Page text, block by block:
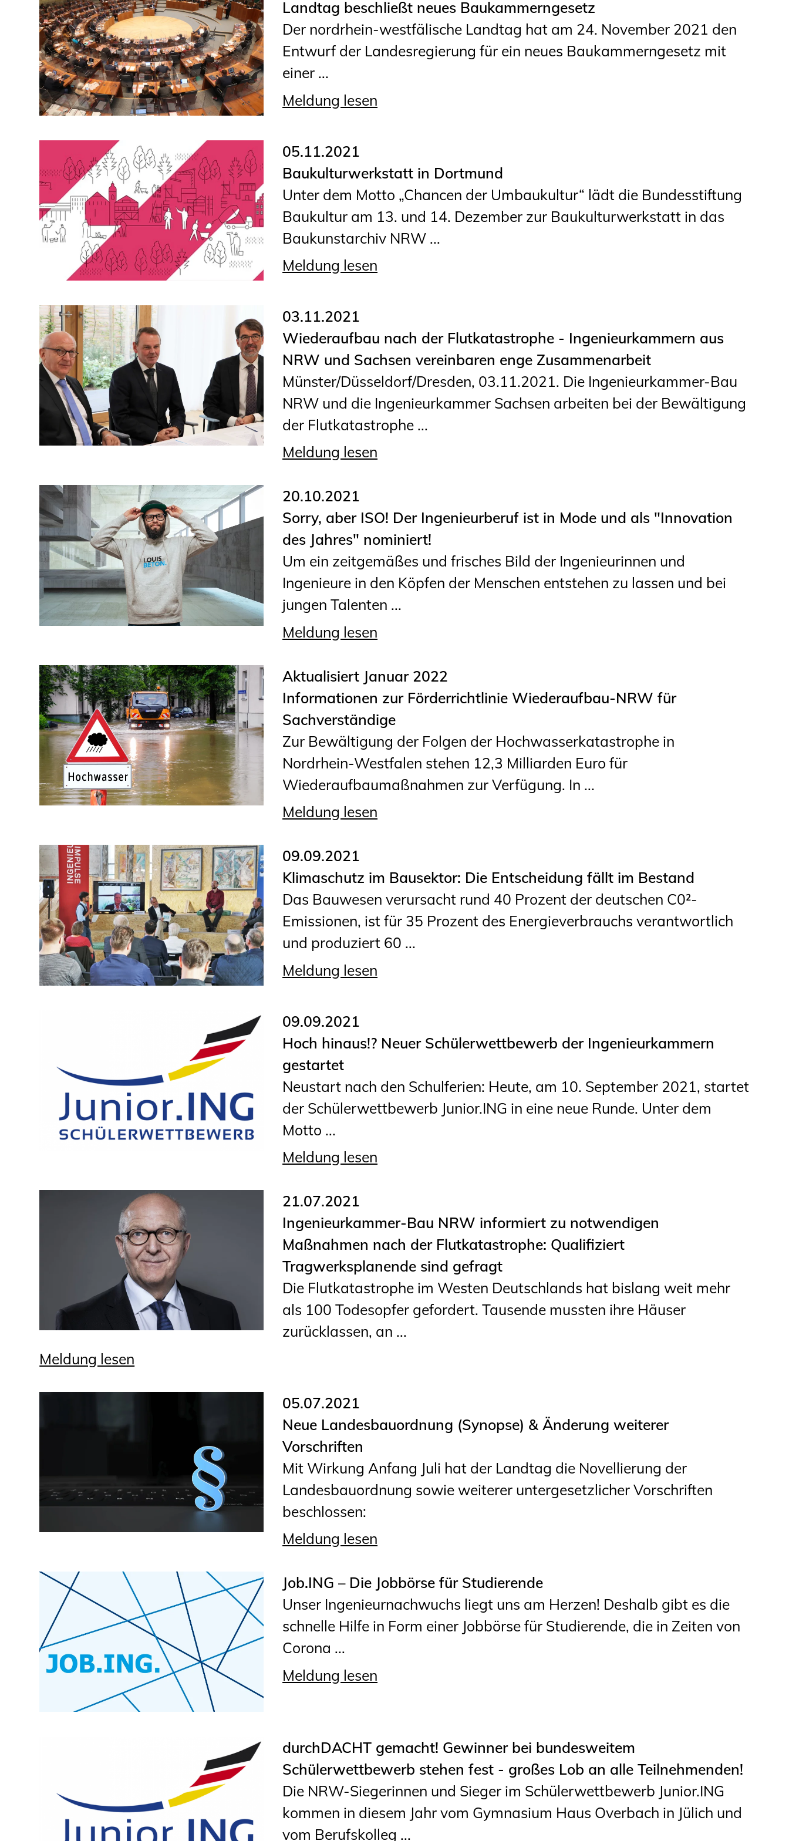
Geschäftsstelle
Mitgliedschaft
Veranstaltungsformate
Unsere Publikationen
Informationen für
Anträge, Anzeigen, Formulare
Fortbildung/Seminare
Informationen für
Ingenieurinnen und Ingenieure
Recht
Planungswettbewerbe
Stellenbörse
Staatlich anerkannte
Sachverständige
Öffentlich bestellte und
vereidigte Sachverständige
Prüfsachverständige
Qualifizierte Tragwerksplaner/-
Bauvorlageberechtigte
Sachkundige für Zustands- und
Funktionsprüfung privater
Abwasserleitungen
Vereinbarungen mit
Ingenieurkammern
Büronachfolge
Informationen für
Schülerinnen, Schüler
und Studierende
Programm
Wissenswertes für
Kammer Newsletter
Presse
Kontakt und Anfahrt
Landtag beschließt neues Baukammerngesetz
Der nordrhein-westfälische Landtag hat am 24. November 2021 den
Entwurf der Landesregierung für ein neues Baukammerngesetz mit
einer ...
Meldung lesen
05.11.2021
Baukulturwerkstatt in Dortmund
Unter dem Motto „Chancen der Umbaukultur“ lädt die Bundesstiftung
Baukultur am 13. und 14. Dezember zur Baukulturwerkstatt in das
Baukunstarchiv NRW ...
Meldung lesen
03.11.2021
Wiederaufbau nach der Flutkatastrophe - Ingenieurkammern aus
NRW und Sachsen vereinbaren enge Zusammenarbeit
Münster/Düsseldorf/Dresden, 03.11.2021. Die Ingenieurkammer-Bau
NRW und die Ingenieurkammer Sachsen arbeiten bei der Bewältigung
der Flutkatastrophe ...
Meldung lesen
20.10.2021
Sorry, aber ISO! Der Ingenieurberuf ist in Mode und als "Innovation
des Jahres" nominiert!
Um ein zeitgemäßes und frisches Bild der Ingenieurinnen und
Ingenieure in den Köpfen der Menschen entstehen zu lassen und bei
jungen Talenten ...
Meldung lesen
Aktualisiert Januar 2022
Informationen zur Förderrichtlinie Wiederaufbau-NRW für
Sachverständige
Zur Bewältigung der Folgen der Hochwasserkatastrophe in
Nordrhein-Westfalen stehen 12,3 Milliarden Euro für
Wiederaufbaumaßnahmen zur Verfügung. In ...
Meldung lesen
09.09.2021
Klimaschutz im Bausektor: Die Entscheidung fällt im Bestand
Das Bauwesen verursacht rund 40 Prozent der deutschen C0²-
Emissionen, ist für 35 Prozent des Energieverbrauchs verantwortlich
und produziert 60 ...
Meldung lesen
09.09.2021
Hoch hinaus!? Neuer Schülerwettbewerb der Ingenieurkammern
gestartet
Neustart nach den Schulferien: Heute, am 10. September 2021, startet
der Schülerwettbewerb Junior.ING in eine neue Runde. Unter dem
Motto ...
Meldung lesen
21.07.2021
Ingenieurkammer-Bau NRW informiert zu notwendigen
Maßnahmen nach der Flutkatastrophe: Qualifiziert
Tragwerksplanende sind gefragt
Die Flutkatastrophe im Westen Deutschlands hat bislang weit mehr
als 100 Todesopfer gefordert. Tausende mussten ihre Häuser
zurücklassen, an ...
Meldung lesen
05.07.2021
Neue Landesbauordnung (Synopse) & Änderung weiterer
Vorschriften
Mit Wirkung Anfang Juli hat der Landtag die Novellierung der
Landesbauordnung sowie weiterer untergesetzlicher Vorschriften
beschlossen:
Meldung lesen
Job.ING – Die Jobbörse für Studierende
Unser Ingenieurnachwuchs liegt uns am Herzen! Deshalb gibt es die
schnelle Hilfe in Form einer Jobbörse für Studierende, die in Zeiten von
Corona ...
Meldung lesen
durchDACHT gemacht! Gewinner bei bundesweitem
Schülerwettbewerb stehen fest - großes Lob an alle Teilnehmenden!
Die NRW-Siegerinnen und Sieger im Schülerwettbewerb Junior.ING
kommen in diesem Jahr vom Gymnasium Haus Overbach in Jülich und
vom Berufskolleg ...